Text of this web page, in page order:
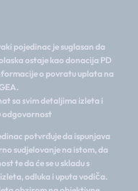
pojedinac je suglasan da
ostaje kao donacija PD
o povratu uplata na
sa svim detaljima izleta i
odgovornost
potvrđuje da ispunjava
sudjelovanje na istom, da
te da će se u skladu s
odluka i uputa vodiča.